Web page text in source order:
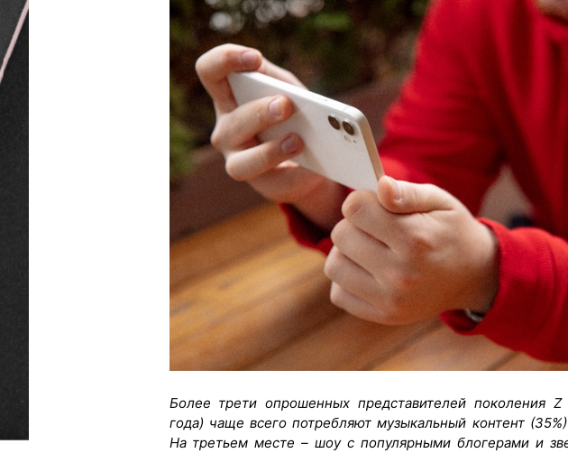
Более трети опрошенных представителей поколения Z
года) чаще всего потребляют музыкальный контент
На третьем месте – шоу с популярными блогерами и